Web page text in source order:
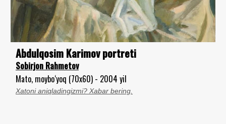
Abdulqosim Karimov portreti
Sobirjon Rahmetov
Mato, moybo‘yoq (70x60) - 2004 yil
Xatoni aniqladingizmi? Xabar bering.